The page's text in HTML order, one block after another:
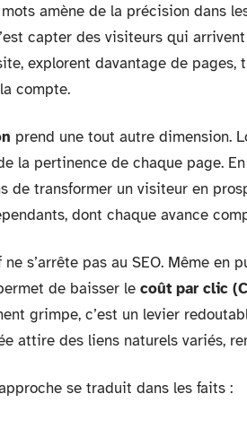
amène de la précision dans
capter des visiteurs qui
explorent davantage de
compte.
prend une tout autre dimension.
la pertinence de chaque page.
de transformer un visiteur en
dont chaque avance
s’arrête pas au SEO. Même
de baisser le coût par clic
grimpe, c’est un levier
attire des liens naturels variés,
se traduit dans les faits :